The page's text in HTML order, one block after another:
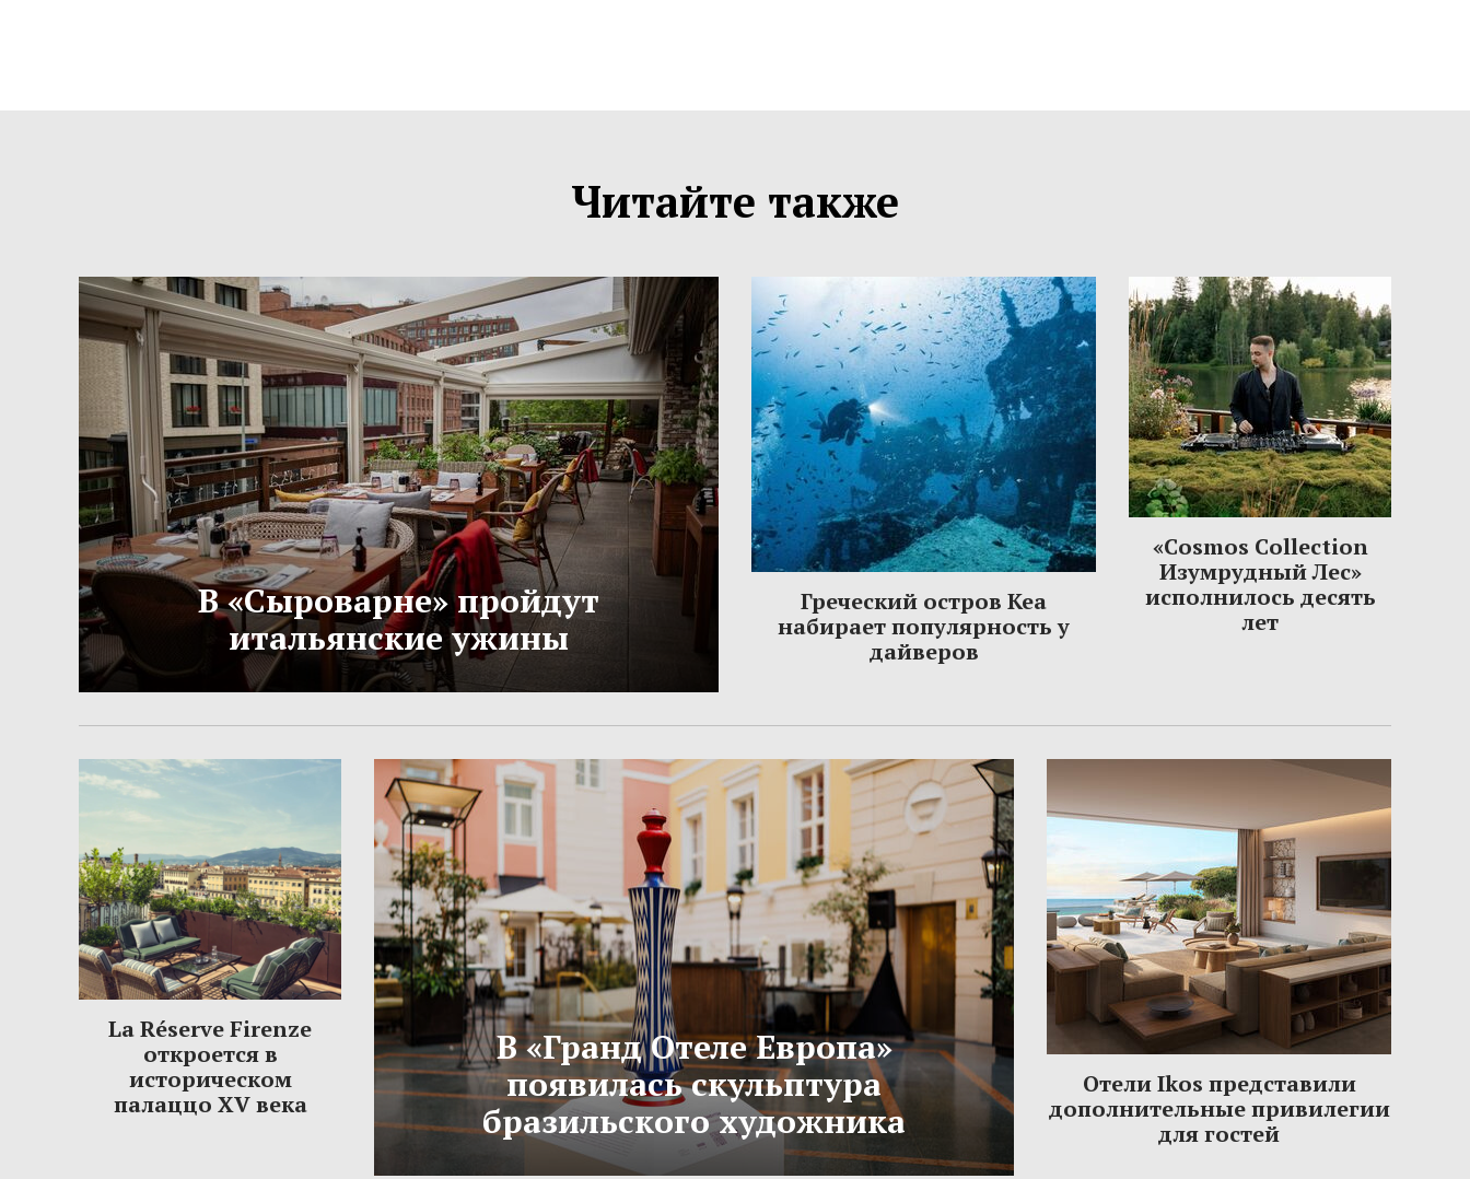
Читайте также
В «Сыроварне» пройдут
итальянские ужины
Греческий остров Кеа
набирает популярность у
дайверов
«Cosmos Collection
Изумрудный Лес»
исполнилось десять
лет
La Réserve Firenze
откроется в
историческом
палаццо XV века
В «Гранд Отеле Европа»
появилась скульптура
бразильского художника
Отели Ikos представили
дополнительные привилегии
для гостей